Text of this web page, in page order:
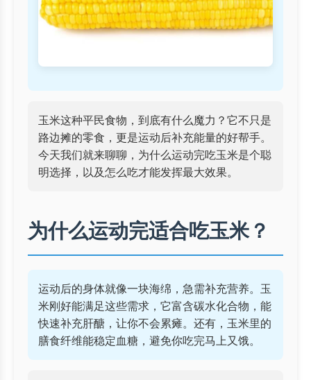
玉米这种平民食物，到底有什么魔力？它不只是
路边摊的零食，更是运动后补充能量的好帮手。
今天我们就来聊聊，为什么运动完吃玉米是个聪
明选择，以及怎么吃才能发挥最大效果。
为什么运动完适合吃玉米？
运动后的身体就像一块海绵，急需补充营养。玉
米刚好能满足这些需求，它富含碳水化合物，能
快速补充肝醣，让你不会累瘫。还有，玉米里的
膳食纤维能稳定血糖，避免你吃完马上又饿。